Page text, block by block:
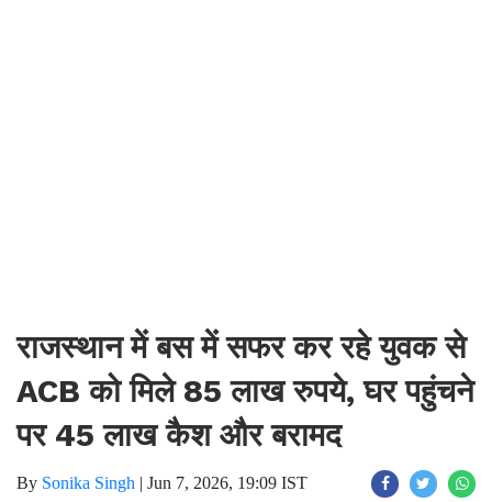
राजस्थान में बस में सफर कर रहे युवक से
ACB को मिले 85 लाख रुपये, घर पहुंचने
पर 45 लाख कैश और बरामद
By Sonika Singh | Jun 7, 2026, 19:09 IST